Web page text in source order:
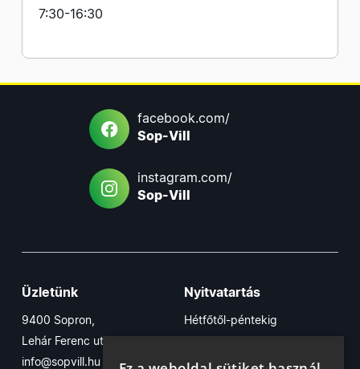
7:30-16:30
facebook.com/
Sop-Vill
instagram.com/
Sop-Vill
Üzletünk
9400 Sopron,
Lehár Ferenc utca 17/B
info@sopvill.hu
Nyitvatartás
Hétfőtől-péntekig
7:30-16:30
Szombaton